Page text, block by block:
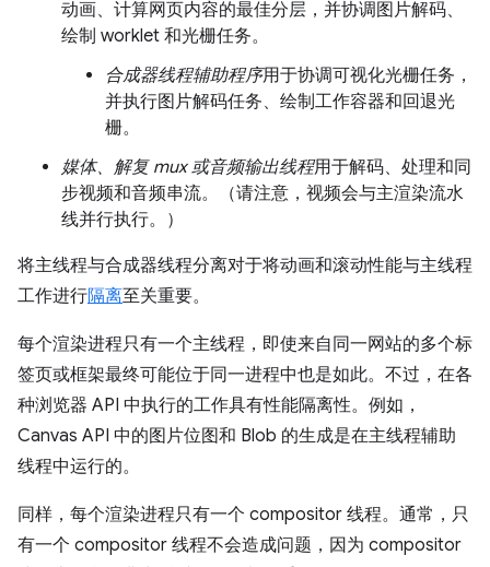
动画、计算网页内容的最佳分层，并协调图片解码、
绘制 worklet 和光栅任务。
合成器线程辅助程序用于协调可视化光栅任务，
并执行图片解码任务、绘制工作容器和回退光
栅。
媒体、解复 mux 或音频输出线程用于解码、处理和同
步视频和音频串流。（请注意，视频会与主渲染流水
线并行执行。）
将主线程与合成器线程分离对于将动画和滚动性能与主线程
工作进行隔离至关重要。
每个渲染进程只有一个主线程，即使来自同一网站的多个标
签页或框架最终可能位于同一进程中也是如此。不过，在各
种浏览器 API 中执行的工作具有性能隔离性。例如，
Canvas API 中的图片位图和 Blob 的生成是在主线程辅助
线程中运行的。
同样，每个渲染进程只有一个 compositor 线程。通常，只
有一个 compositor 线程不会造成问题，因为 compositor